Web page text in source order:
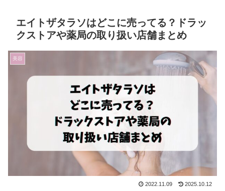
エイトザタラソはどこに売ってる？ドラッ
クストアや薬局の取り扱い店舗まとめ
美容
2022.11.09 2025.10.12